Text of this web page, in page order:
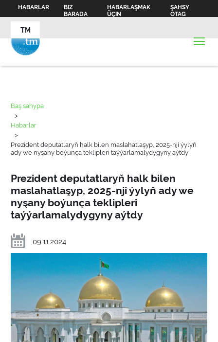
HABARLAR
BIZ
BARADA
HABARLAŞMAK
ÜÇIN
ŞAHSY
OTAG
TM
Baş sahypa
>
Habarlar
>
Prezident deputatlaryň halk bilen maslahatlaşyp, 2025-nji ýylyň
ady we nyşany boýunça teklipleri taýýarlamalydygyny aýtdy
Prezident deputatlaryň halk bilen
maslahatlaşyp, 2025-nji ýylyň ady we
nyşany boýunça teklipleri
taýýarlamalydygyny aýtdy
09.11.2024